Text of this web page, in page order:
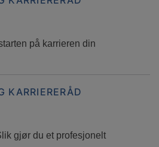
på karrieren din
KARRIERERÅD
gjør du et profesjonelt